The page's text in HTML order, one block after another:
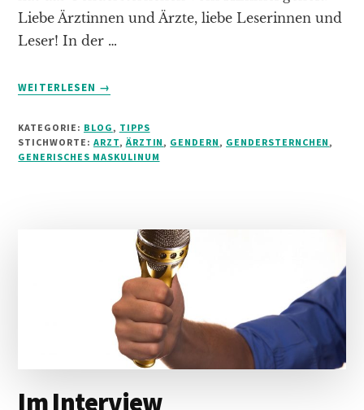
Liebe Ärztinnen und Ärzte, liebe Leserinnen und
Leser! In der …
WEITERLESEN
INFOS
SCHWIERIG:
GENDERN
→
KATEGORIE: BLOG , TIPPS
STICHWORTE: ARZT, ÄRZTIN , GENDERN , GENDERSTERNCHEN ,
GENERISCHES MASKULINUM
Im Interview